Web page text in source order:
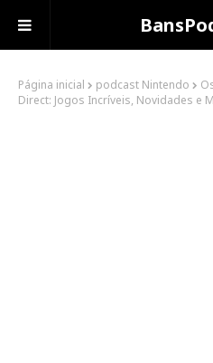
Página inicial podcast Nintendo
Direct: Jogos Incríveis, Novidades e